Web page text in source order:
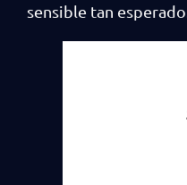
sensible tan esperado.